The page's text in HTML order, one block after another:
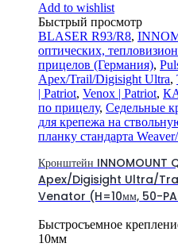
Add to wishlist
Быстрый просмотр
BLASER R93/R8,
оптических,
прицелов (Германия),
Apex/Trail/Digisight Ultra,
| Patriot, Venox | Patriot,
по прицелу, Седельные
для крепежа на
планку стандарта
Кронштейн INNOMOUNT
Apex/Digisight Ultra/
Venator (H=10мм, 50-
Быстросъемное
10мм